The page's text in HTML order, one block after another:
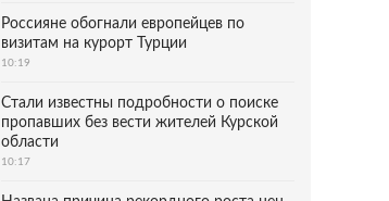
Россияне обогнали европейцев по
визитам на курорт Турции
10:19
Стали известны подробности о поиске
пропавших без вести жителей Курской
области
10:17